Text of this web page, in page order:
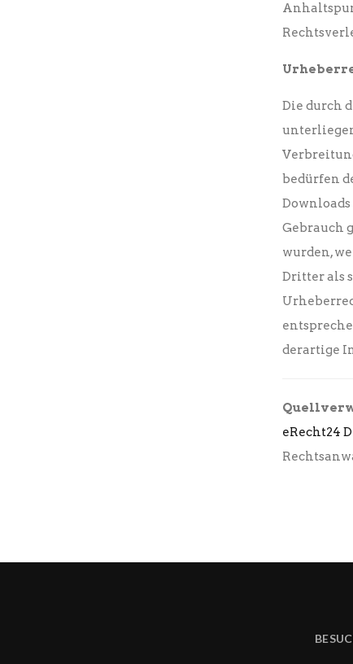
Die durch
bedürfen
Gebrauch
wurden,
Dritter als
derartige
eRecht24